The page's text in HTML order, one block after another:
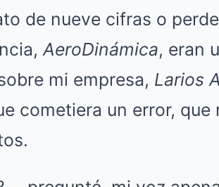
de nueve cifras o
AeroDinámica, eran
mi empresa, Larios
cometiera un error, que